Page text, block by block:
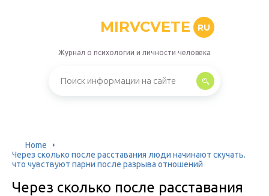
MIRVCVETE RU
Журнал о психологии и личности человека
Home
Через сколько после расставания люди начинают скучать.
что чувствуют парни после разрыва отношений
Через сколько после расставания